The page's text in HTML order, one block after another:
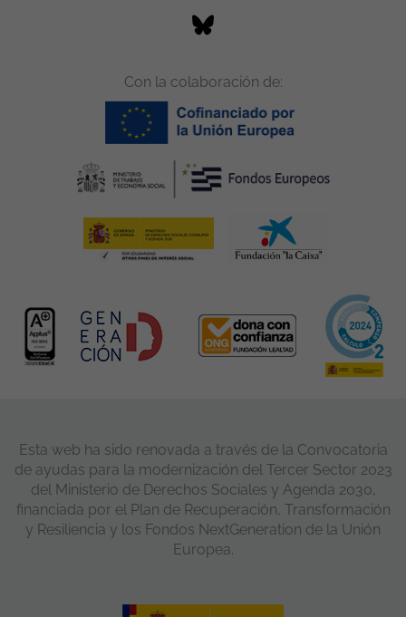
Con la colaboración de:
Esta web ha sido renovada a través de la Convocatoria
de ayudas para la modernización del Tercer Sector 2023
del Ministerio de Derechos Sociales y Agenda 2030,
financiada por el Plan de Recuperación, Transformación
y Resiliencia y los Fondos NextGeneration de la Unión
Europea.